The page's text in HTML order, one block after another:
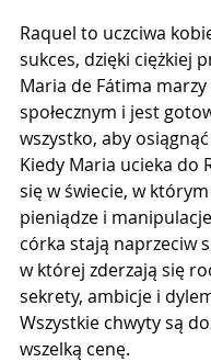
Raquel to uczciwa
sukces, dzięki ciężkiej
Maria de Fátima
społecznym i jest
wszystko, aby
Kiedy Maria ucieka do
się w świecie, w
pieniądze i
córka stają naprzeciw
w której zderzają się
sekrety, ambicje i
Wszystkie chwyty są
wszelką cenę.